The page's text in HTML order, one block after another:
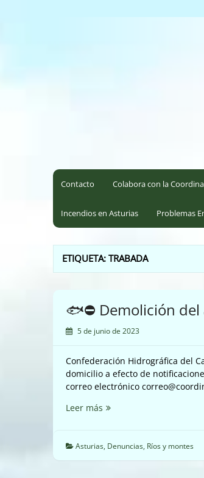
Contacto Colabora con la
Incendios en Asturias Problemas
ETIQUETA:TRABADA
🐟⛔️ Demolición del
5 de junio de 2023
Confederación Hidrográfica del
domicilio a efecto de
correo electrónico
Leer más 🐟
del
azud
Asturias, Denuncias, Ríos y montes